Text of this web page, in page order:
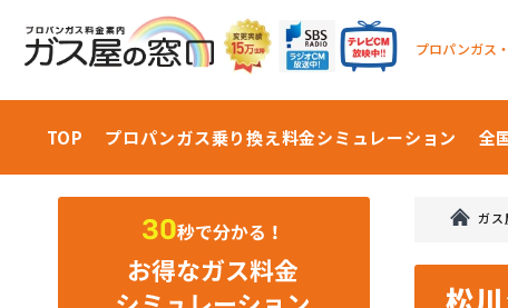
プロパンガス
TOP プロパンガス乗り換え料金シミュレーション 全
ガス
松